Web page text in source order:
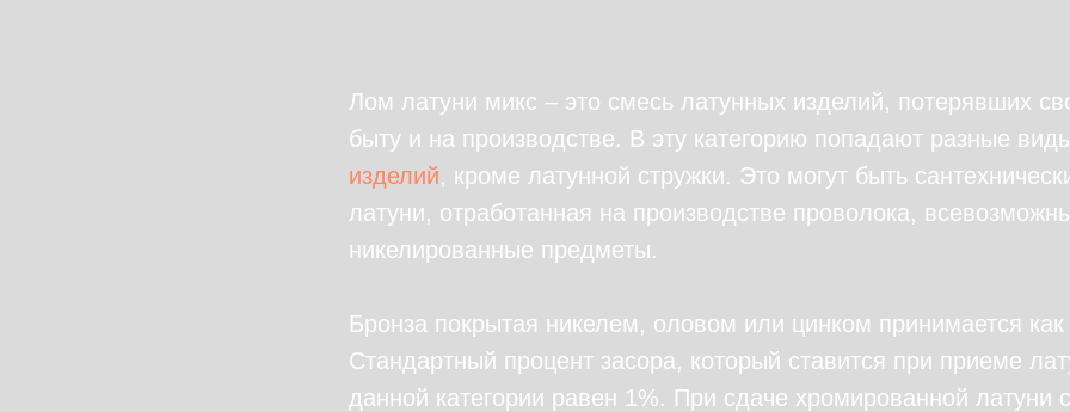
Лом латуни микс – это смесь латунных изделий, потерявших
быту и на производстве. В эту категорию попадают разные
изделий, кроме латунной стружки. Это могут быть
латуни, отработанная на производстве проволока,
никелированные предметы.
Бронза покрытая никелем, оловом или цинком принимается как
Стандартный процент засора, который ставится при приеме
данной категории равен 1%. При сдаче хромированной латуни